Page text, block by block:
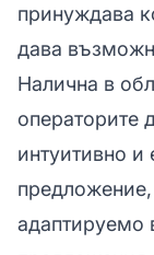
принуждава
дава
Налична в
операторите
интуитивно и
адаптируемо